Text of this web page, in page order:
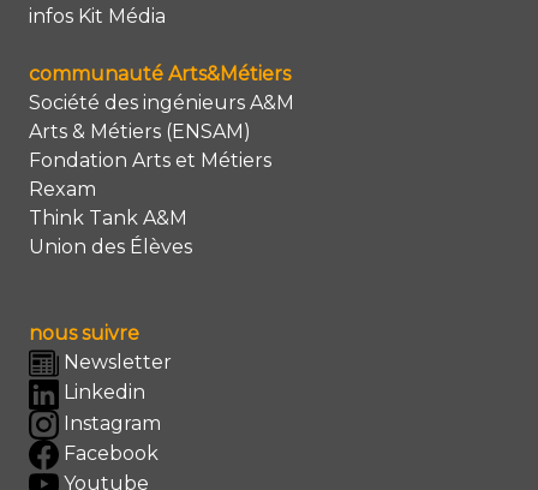
infos Kit Média
communauté Arts&Métiers
Société des ingénieurs A&M
Arts & Métiers (ENSAM)
Fondation Arts et Métiers
Rexam
Think Tank A&M
Union des Élèves
nous suivre
Newsletter
Linkedin
Instagram
Facebook
Youtube